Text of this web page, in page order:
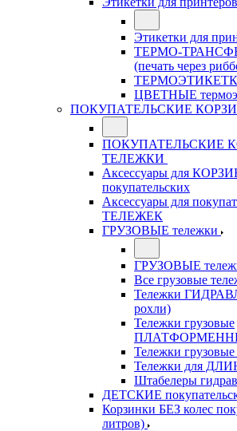
Этикетки для
ТЕРМО-
(печать через
ЦВЕТНЫЕ
ПОКУПАТЕЛЬСКИЕ
ПОКУПАТЕЛЬСКИЕ
ТЕЛЕЖКИ
Аксессуары для
покупательских
Аксессуары для
ТЕЛЕЖЕК
ГРУЗОВЫЕ тележки
ГРУЗОВЫЕ
Все грузовые
Тележки
рохли)
Тележки грузовые
Тележки
Тележки для
Штабелеры
ДЕТСКИЕ
Корзинки БЕЗ колес
литров)